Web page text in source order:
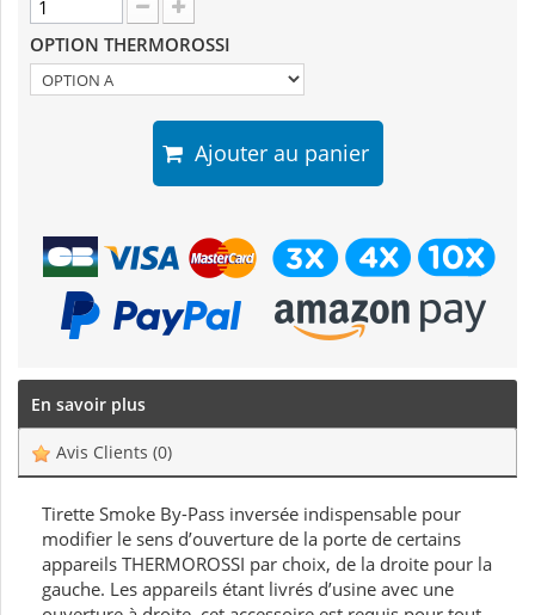
OPTION THERMOROSSI
Ajouter au panier
En savoir plus
Avis Clients (0)
Tirette Smoke By-Pass inversée indispensable pour
modifier le sens d’ouverture de la porte de certains
appareils THERMOROSSI par choix, de la droite pour la
gauche. Les appareils étant livrés d’usine avec une